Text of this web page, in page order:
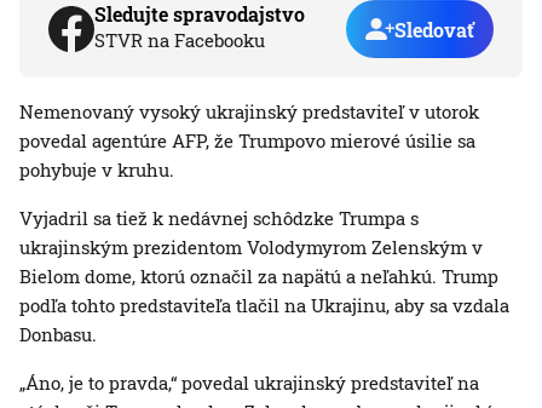
Sledujte spravodajstvo
STVR na Facebooku Sledovať
Nemenovaný vysoký ukrajinský predstaviteľ v utorok
povedal agentúre AFP, že Trumpovo mierové úsilie sa
pohybuje v kruhu.
Vyjadril sa tiež k nedávnej schôdzke Trumpa s
ukrajinským prezidentom Volodymyrom Zelenským v
Bielom dome, ktorú označil za napätú a neľahkú. Trump
podľa tohto predstaviteľa tlačil na Ukrajinu, aby sa vzdala
Donbasu.
„Áno, je to pravda,“ povedal ukrajinský predstaviteľ na